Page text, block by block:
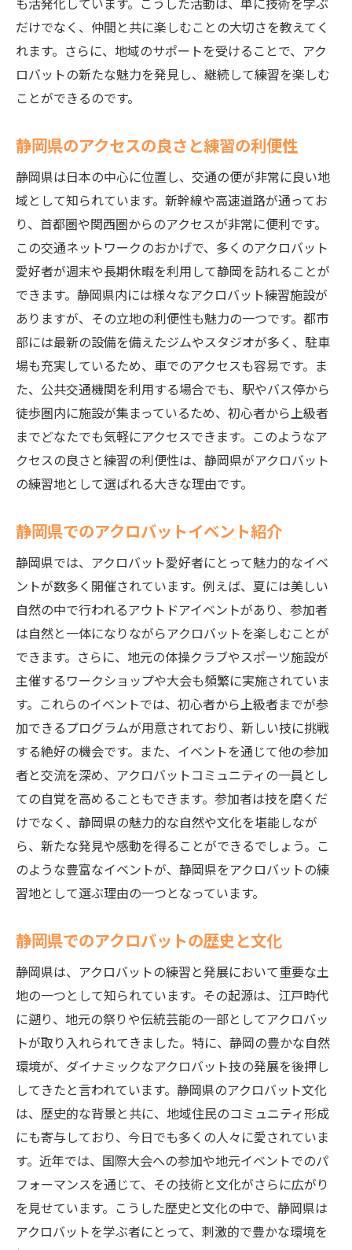
習場所
初心者におすすめの静岡県内のアクロバッ
トスポット
上級者向けハードな練習場の紹介
静岡県でアクロバットを楽しめる公園と施
介
静岡県でのアクロバットイベント情報
アクロバット仲間を見つけるための静岡県
のコミュニティ紹介
初心者必見静岡県で安全にアクロバットを楽し
む秘訣
安全にアクロバットを行うための基本対策
初心者が避けるべきアクロバットの危険な
動き
静岡県内でのアクロバット安全練習施設一
覧
アクロバット用プロテクターの選び方
静岡県でのアクロバット保険の重要性
初心者が安心して参加できる静岡県のワー
クショップ
静岡県でアクロバットを極めるための上級者向
けテクニック
上級者が取り入れるべき練習方法
静岡県でのアクロバットパフォーマンス参
加のすすめ
上級者向けの静岡県特有のスキルアップス
ポット
アクロバット競技会でのパフォーマンス向
上法
上級者が静岡県で利用するトレーニングリ
ソース
静岡県のアクロバット専門インストラクタ
ーから学ぶ
アクロバットの世界へ飛び込む静岡県での挑戦
静岡県でアクロバットを始めるための第一
歩
アクロバットを始めるメリットと静岡県で
の体験
静岡県でのアクロバット初心者向けワーク
ショップ
初めてのアクロバット体験に必要な準備
静岡県で楽しむアクロバットの多様なスタ
アクロバットを通じて静岡県で得られる新
しい体験
静岡県で体感するアクロバットの魅力と成長の
だけでなく、仲間と共に楽しむことの大切さを教えてく
れます。さらに、地域のサポートを受けることで、アク
ロバットの新たな魅力を発見し、継続して練習を楽しむ
ことができるのです。
静岡県のアクセスの良さと練習の利便性
静岡県は日本の中心に位置し、交通の便が非常に良い地
域として知られています。新幹線や高速道路が通ってお
り、首都圏や関西圏からのアクセスが非常に便利です。
この交通ネットワークのおかげで、多くのアクロバット
愛好者が週末や長期休暇を利用して静岡を訪れることが
できます。静岡県内には様々なアクロバット練習施設が
ありますが、その立地の利便性も魅力の一つです。都市
部には最新の設備を備えたジムやスタジオが多く、駐車
場も充実しているため、車でのアクセスも容易です。ま
た、公共交通機関を利用する場合でも、駅やバス停から
徒歩圏内に施設が集まっているため、初心者から上級者
までどなたでも気軽にアクセスできます。このようなア
クセスの良さと練習の利便性は、静岡県がアクロバット
の練習地として選ばれる大きな理由です。
静岡県でのアクロバットイベント紹介
静岡県では、アクロバット愛好者にとって魅力的なイベ
ントが数多く開催されています。例えば、夏には美しい
自然の中で行われるアウトドアイベントがあり、参加者
は自然と一体になりながらアクロバットを楽しむことが
できます。さらに、地元の体操クラブやスポーツ施設が
主催するワークショップや大会も頻繁に実施されていま
す。これらのイベントでは、初心者から上級者までが参
加できるプログラムが用意されており、新しい技に挑戦
する絶好の機会です。また、イベントを通じて他の参加
者と交流を深め、アクロバットコミュニティの一員とし
ての自覚を高めることもできます。参加者は技を磨くだ
けでなく、静岡県の魅力的な自然や文化を堪能しなが
ら、新たな発見や感動を得ることができるでしょう。こ
のような豊富なイベントが、静岡県をアクロバットの練
習地として選ぶ理由の一つとなっています。
静岡県でのアクロバットの歴史と文化
静岡県は、アクロバットの練習と発展において重要な土
地の一つとして知られています。その起源は、江戸時代
に遡り、地元の祭りや伝統芸能の一部としてアクロバッ
トが取り入れられてきました。特に、静岡の豊かな自然
環境が、ダイナミックなアクロバット技の発展を後押し
してきたと言われています。静岡県のアクロバット文化
は、歴史的な背景と共に、地域住民のコミュニティ形成
にも寄与しており、今日でも多くの人々に愛されていま
す。近年では、国際大会への参加や地元イベントでのパ
フォーマンスを通じて、その技術と文化がさらに広がり
を見せています。こうした歴史と文化の中で、静岡県は
アクロバットを学ぶ者にとって、刺激的で豊かな環境を